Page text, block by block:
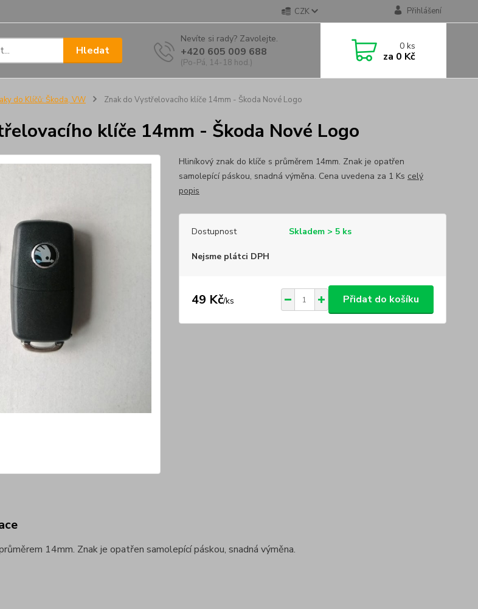
CZK Přihlášení
Hledat
Nevíte si rady? Zavolejte.
+420 605 009 688
(Po-Pá, 14-18 hod.)
0ks
za 0 Kč
do Klíčů: Škoda, VW Znak do Vystřelovacího klíče 14mm - Škoda Nové Logo
klíče 14mm - Škoda Nové Logo
Hliníkový znak do klíče s průměrem 14mm. Znak je opatřen
samolepící páskou, snadná výměna. Cena uvedena za 1 Ks celý
popis
Dostupnost Skladem > 5 ks
Nejsme plátci DPH
49 Kč/ks Přidat do košíku
14mm. Znak je opatřen samolepící páskou, snadná výměna.